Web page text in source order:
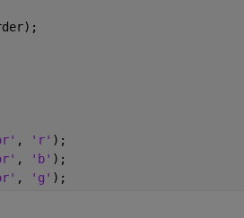
, 'r' );
, 'b' );
, 'g' );